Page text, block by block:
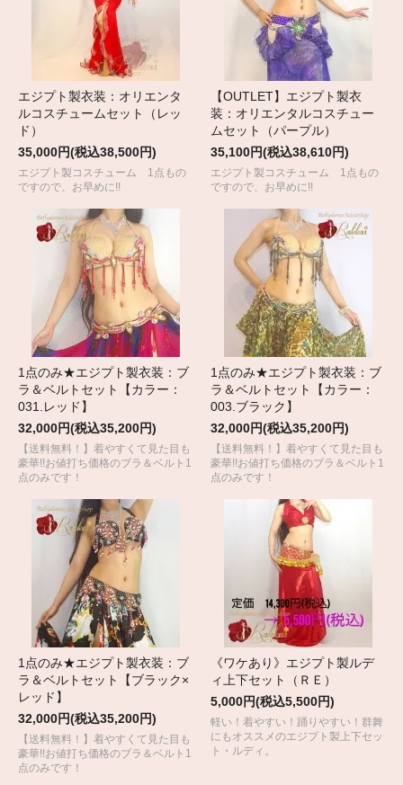
エジプト製衣装：オリエンタ
ルコスチュームセット（レッ
ド）
35,000円(税込38,500円)
エジプト製コスチューム 1点もの
ですので、お早めに!!
【OUTLET】エジプト製衣
装：オリエンタルコスチュー
ムセット（パープル）
35,100円(税込38,610円)
エジプト製コスチューム 1点もの
ですので、お早めに!!
1点のみ★エジプト製衣装：ブ
ラ＆ベルトセット【カラー：
031.レッド】
32,000円(税込35,200円)
【送料無料！】着やすくて見た目も
豪華!!お値打ち価格のブラ＆ベルト1
点のみです！
1点のみ★エジプト製衣装：ブ
ラ＆ベルトセット【カラー：
003.ブラック】
32,000円(税込35,200円)
【送料無料！】着やすくて見た目も
豪華!!お値打ち価格のブラ＆ベルト1
点のみです！
1点のみ★エジプト製衣装：ブ
ラ＆ベルトセット【ブラック×
レッド】
32,000円(税込35,200円)
【送料無料！】着やすくて見た目も
豪華!!お値打ち価格のブラ＆ベルト1
点のみです！
《ワケあり》エジプト製ルデ
ィ上下セット（ＲＥ）
5,000円(税込5,500円)
軽い！着やすい！踊りやすい！群舞
にもオススメのエジプト製上下セッ
ト・ルディ。